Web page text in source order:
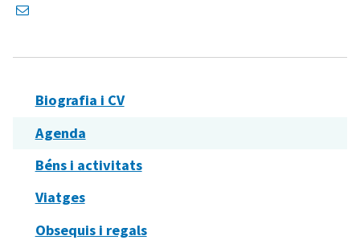
Biografia i CV
Agenda
Béns i activitats
Viatges
Obsequis i regals